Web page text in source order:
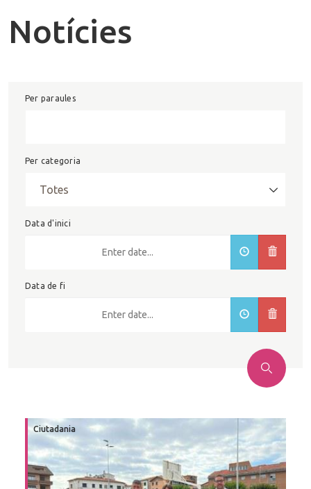
Notícies
Per paraules
Per categoria
Data d'inici
Data de fi
Cercar
Ciutadania